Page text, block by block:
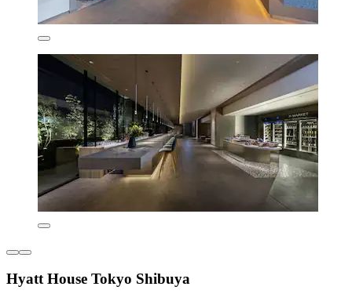
Hyatt House Tokyo Shibuya